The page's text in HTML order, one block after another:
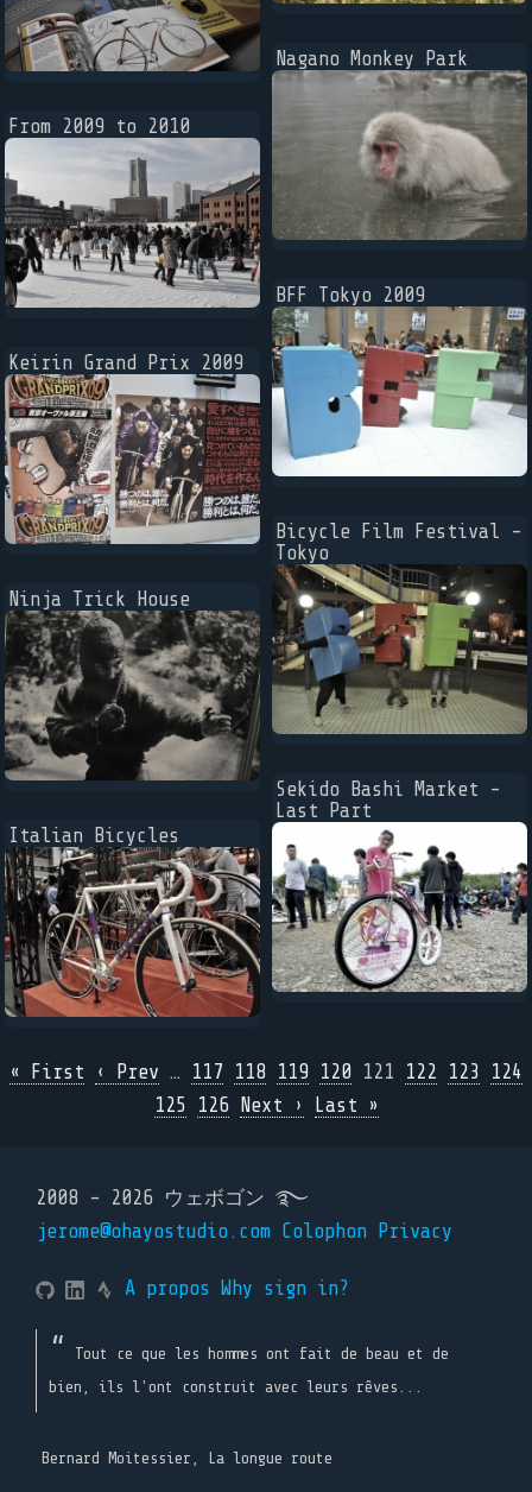
From 2009 to 2010
Keirin Grand Prix 2009
Ninja Trick House
Italian Bicycles
Nagano Monkey Park
BFF Tokyo 2009
Bicycle Film Festival -
Tokyo
Sekido Bashi Market -
Last Part
« First ‹ Prev … 117 118 119 120 121 122 123
124
125
126 Next › Last »
2008 - 2026 ウェボゴン ࿐
jerome@ohayostudio.com Colophon Privacy
A propos Why sign in?
Tout ce que les hommes ont fait de beau et de
bien, ils l'ont construit avec leurs rêves...
Bernard Moitessier, La longue route